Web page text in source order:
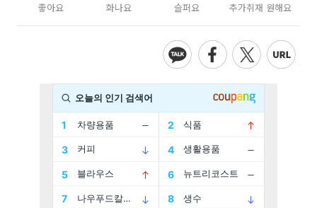
좋아요 화나요 슬퍼요 추가취재 원해요